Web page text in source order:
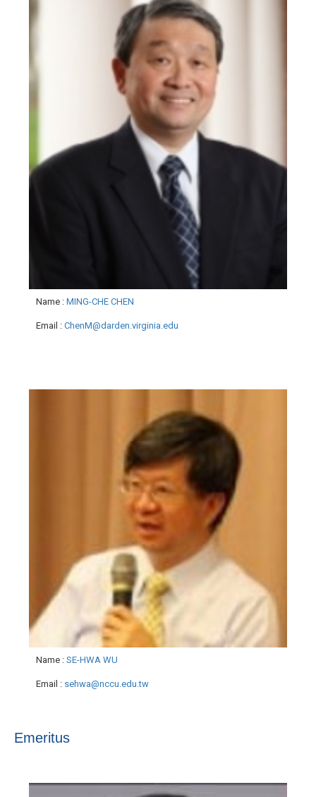
Name : MING-CHE CHEN
Email : ChenM@darden.virginia.edu
Name : SE-HWA WU
Email : sehwa@nccu.edu.tw
Emeritus